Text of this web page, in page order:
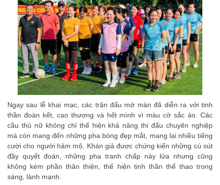
Ngay sau lễ khai mạc, các trận đấu mở màn đã diễn ra với tinh
thần đoàn kết, cao thượng và hết mình vì màu cờ sắc áo. Các
cầu thủ nữ không chỉ thể hiện khả năng thi đấu chuyên nghiệp
mà còn mang đến những pha bóng đẹp mắt, mang lại nhiều tiếng
cười cho người hâm mộ. Khán giả được chứng kiến những cú sút
đầy quyết đoán, những pha tranh chấp nảy lửa nhưng cũng
không kém phần thân thiện, thể hiện tinh thần thể thao trong
sáng, lành mạnh.